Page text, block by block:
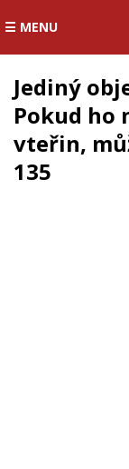
☰ MENU
Jediný
Pokud ho
vteřin,
135